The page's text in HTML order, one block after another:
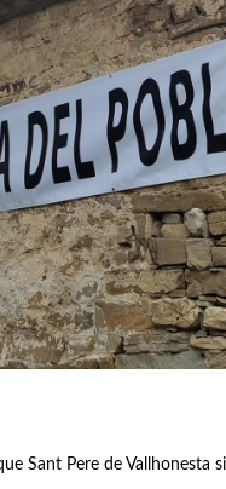
Sant Pere de Vallhonesta